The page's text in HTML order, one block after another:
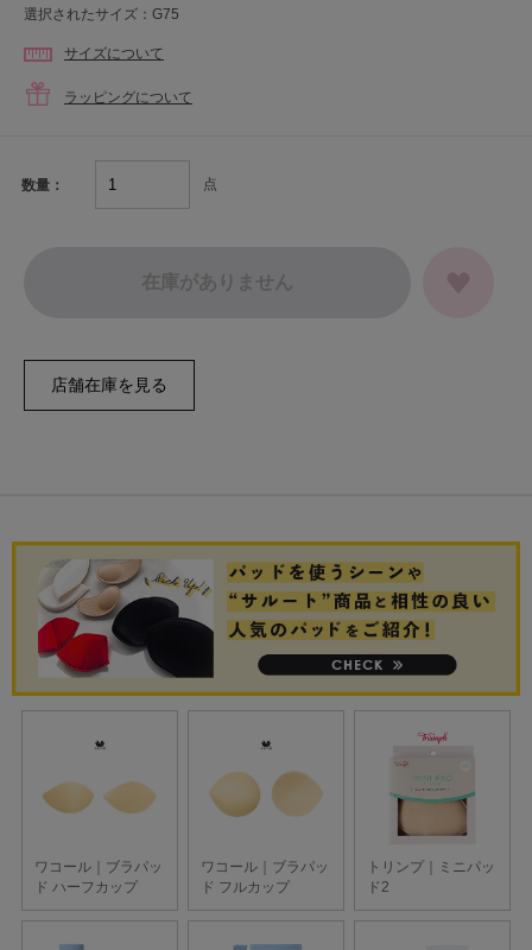
選択されたサイズ：G75
サイズについて
ラッピングについて
数量： 点
在庫がありません